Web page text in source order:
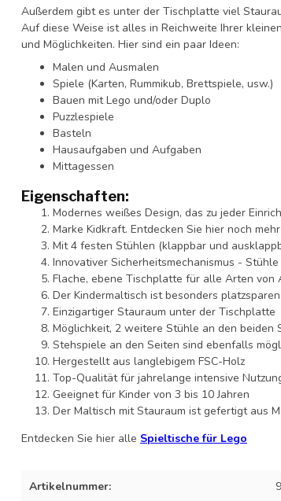
Außerdem gibt es unter der Tischplatte viel
Auf diese Weise ist alles in Reichweite Ihrer
und Möglichkeiten. Hier sind ein paar Ideen:
Malen und Ausmalen
Spiele (Karten, Rummikub, Brettspiele, usw.)
Bauen mit Lego und/oder Duplo
Puzzlespiele
Basteln
Hausaufgaben und Aufgaben
Mittagessen
Eigenschaften:
Modernes weißes Design, das zu jeder
Marke Kidkraft. Entdecken Sie hier noch mehr
Mit 4 festen Stühlen (klappbar und
Innovativer Sicherheitsmechanismus -
Flache, ebene Tischplatte für alle Arten von
Der Kindermaltisch ist besonders
Einzigartiger Stauraum unter der Tischplatte
Möglichkeit, 2 weitere Stühle an den beiden
Stehspiele an den Seiten sind ebenfalls
Hergestellt aus langlebigem FSC-Holz
Top-Qualität für jahrelange intensive
Geeignet für Kinder von 3 bis 10 Jahren
Der Maltisch mit Stauraum ist gefertigt aus
Entdecken Sie hier alle Spieltische für Lego
Artikelnummer: